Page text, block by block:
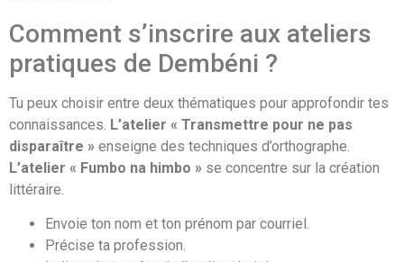
Comment s’inscrire aux ateliers
pratiques de Dembéni ?
Tu peux choisir entre deux thématiques pour approfondir tes
connaissances. L’atelier « Transmettre pour ne pas
disparaître » enseigne des techniques d’orthographe.
L’atelier « Fumbo na himbo » se concentre sur la création
littéraire.
Envoie ton nom et ton prénom par courriel.
Précise ta profession.